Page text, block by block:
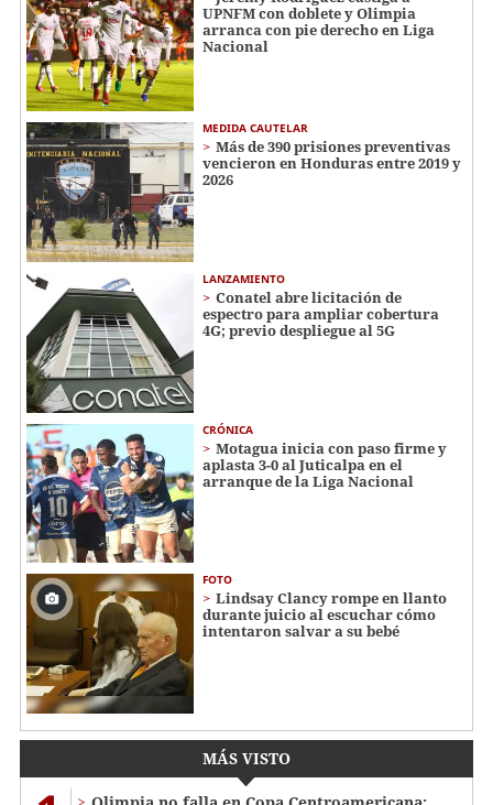
UPNFM con doblete y Olimpia
arranca con pie derecho en Liga
Nacional
MEDIDA CAUTELAR
Más de 390 prisiones preventivas
vencieron en Honduras entre 2019 y
2026
LANZAMIENTO
Conatel abre licitación de
espectro para ampliar cobertura
4G; previo despliegue al 5G
CRÓNICA
Motagua inicia con paso firme y
aplasta 3-0 al Juticalpa en el
arranque de la Liga Nacional
FOTO
Lindsay Clancy rompe en llanto
durante juicio al escuchar cómo
intentaron salvar a su bebé
MÁS VISTO